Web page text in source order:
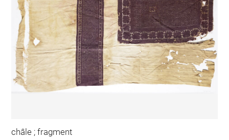
châle ; fragment